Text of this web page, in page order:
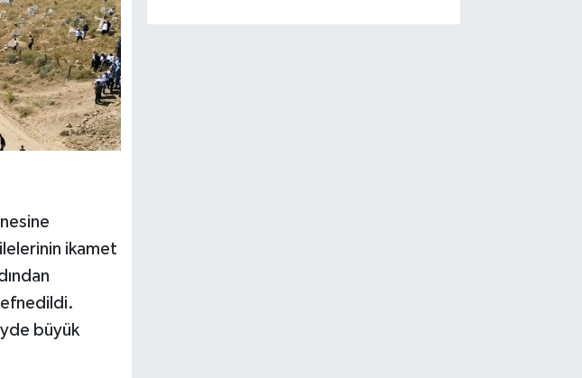
ikamet
büyük